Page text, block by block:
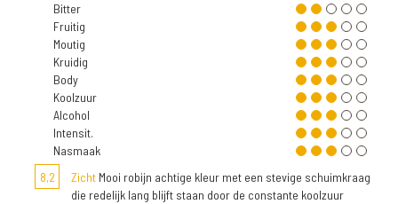
Bitter
Fruitig
Moutig
Kruidig
Body
Koolzuur
Alcohol
Intensit.
Nasmaak
8,2
Zicht Mooi robijn achtige kleur met een stevige schuimkraag
die redelijk lang blijft staan door de constante koolzuur